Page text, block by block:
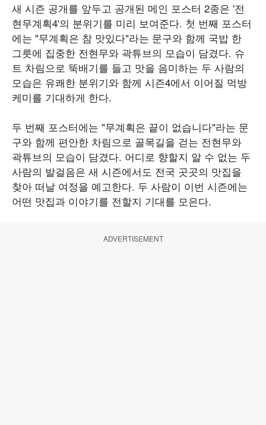
새 시즌 공개를 앞두고 공개된 메인 포스터 2종은 '전
현무계획4'의 분위기를 미리 보여준다. 첫 번째 포스터
에는 "무계획은 참 맛있다"라는 문구와 함께 국밥 한
그릇에 집중한 전현무와 곽튜브의 모습이 담겼다. 슈
트 차림으로 뚝배기를 들고 맛을 음미하는 두 사람의
모습은 유쾌한 분위기와 함께 시즌4에서 이어질 먹방
케미를 기대하게 한다.
두 번째 포스터에는 "무계획은 끝이 없습니다"라는 문
구와 함께 편안한 차림으로 골목길을 걷는 전현무와
곽튜브의 모습이 담겼다. 어디로 향할지 알 수 없는 두
사람의 발걸음은 새 시즌에서도 전국 곳곳의 맛집을
찾아 떠날 여정을 예고한다. 두 사람이 이번 시즌에는
어떤 맛집과 이야기를 전할지 기대를 모은다.
ADVERTISEMENT